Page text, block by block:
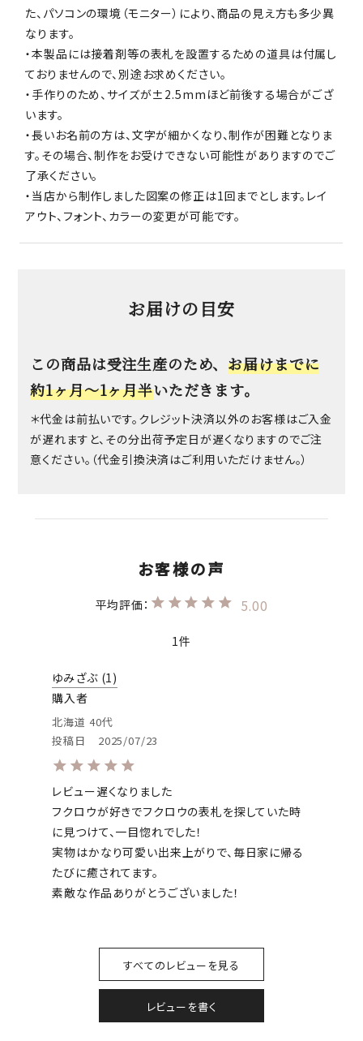
た、パソコンの環境（モニター）により、商品の見え方も多少異
なります。
・本製品には接着剤等の表札を設置するための道具は付属し
ておりませんので、別途お求めください。
・手作りのため、サイズが±2.5mmほど前後する場合がござ
います。
・長いお名前の方は、文字が細かくなり、制作が困難となりま
す。その場合、制作をお受けできない可能性がありますのでご
了承ください。
・当店から制作しました図案の修正は1回までとします。レイ
アウト、フォント、カラーの変更が可能です。
お届けの目安
この商品は受注生産のため、お届けまでに
約1ヶ月〜1ヶ月半いただきます。
＊代金は前払いです。クレジット決済以外のお客様はご入金
が遅れますと、その分出荷予定日が遅くなりますのでご注
意ください。（代金引換決済はご利用いただけません。）
5.00
1
ゆみざぶ 1
購入者
北海道 40代
投稿日
2025/07/23
レビュー遅くなりました
フクロウが好きでフクロウの表札を探していた時
に見つけて、一目惚れでした！
実物はかなり可愛い出来上がりで、毎日家に帰る
たびに癒されてます。
素敵な作品ありがとうございました！
すべてのレビューを見る
レビューを書く